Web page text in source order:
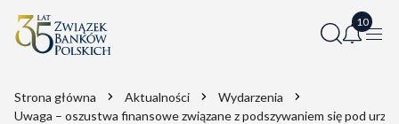
Strona główna Aktualności
Wydarzenia
Uwaga – oszustwa finansowe związane z podszywaniem się pod